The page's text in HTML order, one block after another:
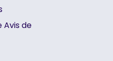
Avis de